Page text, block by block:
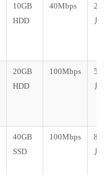
10GB
HDD
40Mbps
月
20GB
HDD
100Mbps
月
40GB
SSD
100Mbps
月